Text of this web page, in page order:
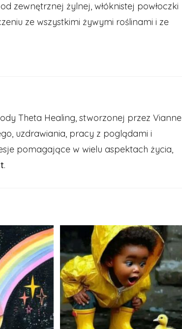
zewnętrznej żylnej, włóknistej powłoczki
ze wszystkimi żywymi roślinami i ze
Theta Healing, stworzonej przez Vianne
uzdrawiania, pracy z poglądami i
pomagające w wielu aspektach życia,
.